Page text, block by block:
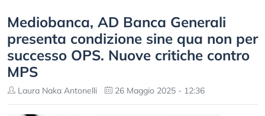
Mediobanca, AD Banca Generali
presenta condizione sine qua non per
successo OPS. Nuove critiche contro
MPS
Laura Naka Antonelli 26 Maggio 2025 - 12:36